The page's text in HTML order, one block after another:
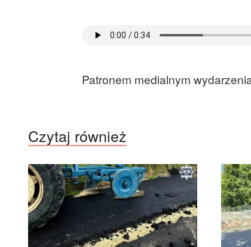
Patronem medialnym
Czytaj również